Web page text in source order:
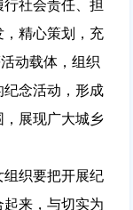
社会责任、担
精心策划，充
动载体，组织
念活动，形成
展现广大城乡
织要把开展纪
来，与切实为